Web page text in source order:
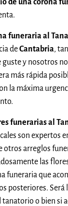
de una corona
funeraria al
deCantabria,
y nosotros
más rápida
la máxima
funerarias al
son expertos
otros arreglos
las
funeraria que
posteriores.
tanatorio o bien si